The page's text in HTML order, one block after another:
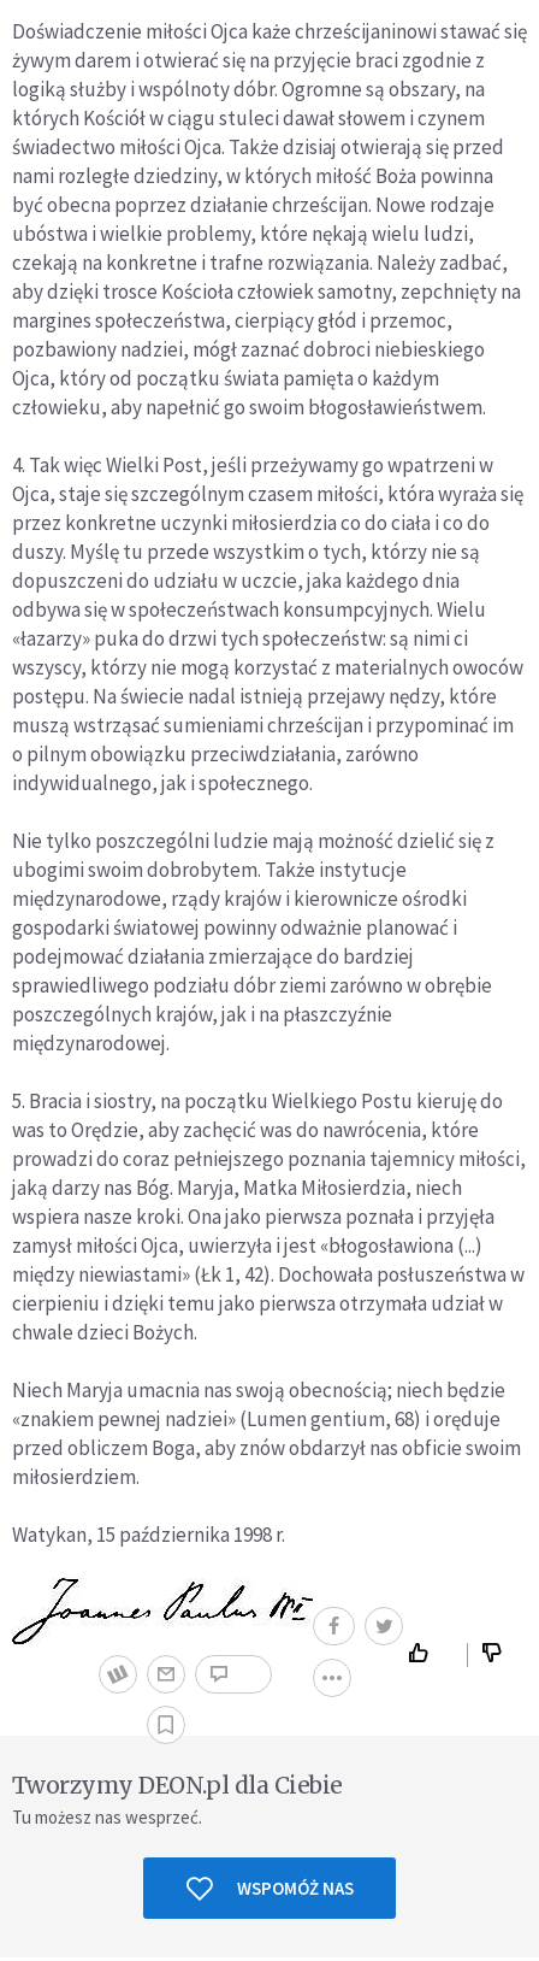
Doświadczenie miłości Ojca każe chrześcijaninowi stawać się
żywym darem i otwierać się na przyjęcie braci zgodnie z
logiką służby i wspólnoty dóbr. Ogromne są obszary, na
których Kościół w ciągu stuleci dawał słowem i czynem
świadectwo miłości Ojca. Także dzisiaj otwierają się przed
nami rozległe dziedziny, w których miłość Boża powinna
być obecna poprzez działanie chrześcijan. Nowe rodzaje
ubóstwa i wielkie problemy, które nękają wielu ludzi,
czekają na konkretne i trafne rozwiązania. Należy zadbać,
aby dzięki trosce Kościoła człowiek samotny, zepchnięty na
margines społeczeństwa, cierpiący głód i przemoc,
pozbawiony nadziei, mógł zaznać dobroci niebieskiego
Ojca, który od początku świata pamięta o każdym
człowieku, aby napełnić go swoim błogosławieństwem.
4. Tak więc Wielki Post, jeśli przeżywamy go wpatrzeni w
Ojca, staje się szczególnym czasem miłości, która wyraża się
przez konkretne uczynki miłosierdzia co do ciała i co do
duszy. Myślę tu przede wszystkim o tych, którzy nie są
dopuszczeni do udziału w uczcie, jaka każdego dnia
odbywa się w społeczeństwach konsumpcyjnych. Wielu
«łazarzy» puka do drzwi tych społeczeństw: są nimi ci
wszyscy, którzy nie mogą korzystać z materialnych owoców
postępu. Na świecie nadal istnieją przejawy nędzy, które
muszą wstrząsać sumieniami chrześcijan i przypominać im
o pilnym obowiązku przeciwdziałania, zarówno
indywidualnego, jak i społecznego.
Nie tylko poszczególni ludzie mają możność dzielić się z
ubogimi swoim dobrobytem. Także instytucje
międzynarodowe, rządy krajów i kierownicze ośrodki
gospodarki światowej powinny odważnie planować i
podejmować działania zmierzające do bardziej
sprawiedliwego podziału dóbr ziemi zarówno w obrębie
poszczególnych krajów, jak i na płaszczyźnie
międzynarodowej.
5. Bracia i siostry, na początku Wielkiego Postu kieruję do
was to Orędzie, aby zachęcić was do nawrócenia, które
prowadzi do coraz pełniejszego poznania tajemnicy miłości,
jaką darzy nas Bóg. Maryja, Matka Miłosierdzia, niech
wspiera nasze kroki. Ona jako pierwsza poznała i przyjęła
zamysł miłości Ojca, uwierzyła i jest «błogosławiona (...)
między niewiastami» (Łk 1, 42). Dochowała posłuszeństwa w
cierpieniu i dzięki temu jako pierwsza otrzymała udział w
chwale dzieci Bożych.
Niech Maryja umacnia nas swoją obecnością; niech będzie
«znakiem pewnej nadziei» (Lumen gentium, 68) i oręduje
przed obliczem Boga, aby znów obdarzył nas obficie swoim
miłosierdziem.
Watykan, 15 października 1998 r.
Tworzymy DEON.pl dla Ciebie
Tu możesz nas wesprzeć.
WSPOMÓŻ NAS